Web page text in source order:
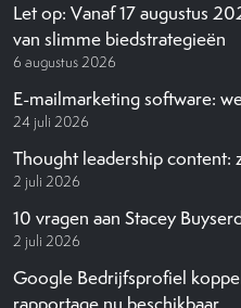
Let op: Vanaf 17 augustus
van slimme biedstrategieën
6 augustus 2026
E-mailmarketing software:
24 juli 2026
Thought leadership
2 juli 2026
10 vragen aan Stacey
2 juli 2026
Google Bedrijfsprofiel